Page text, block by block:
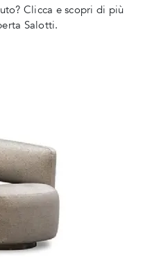
Clicca e scopri di più
Salotti.